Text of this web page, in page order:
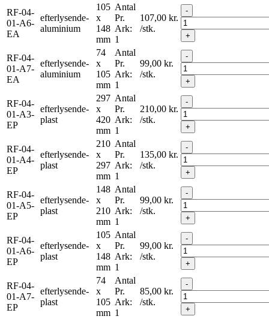
RF-04-
01-A6-
EA
efterlysende-
aluminium
105
x
148
mm
Antal
Pr.
Ark:
1
107,00 kr.
/stk.
-
+
RF-04-
01-A7-
EA
efterlysende-
aluminium
74
x
105
mm
Antal
Pr.
Ark:
1
99,00 kr.
/stk.
-
+
RF-04-
01-A3-
EP
efterlysende-
plast
297
x
420
mm
Antal
Pr.
Ark:
1
210,00 kr.
/stk.
-
+
RF-04-
01-A4-
EP
efterlysende-
plast
210
x
297
mm
Antal
Pr.
Ark:
1
135,00 kr.
/stk.
-
+
RF-04-
01-A5-
EP
efterlysende-
plast
148
x
210
mm
Antal
Pr.
Ark:
1
99,00 kr.
/stk.
-
+
RF-04-
01-A6-
EP
efterlysende-
plast
105
x
148
mm
Antal
Pr.
Ark:
1
99,00 kr.
/stk.
-
+
RF-04-
01-A7-
EP
efterlysende-
plast
74
x
105
mm
Antal
Pr.
Ark:
1
85,00 kr.
/stk.
-
+